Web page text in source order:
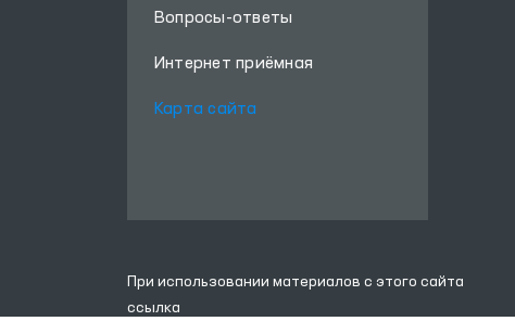
Вопросы-ответы
Интернет приёмная
Карта сайта
При использовании материалов с этого сайта
ссылка